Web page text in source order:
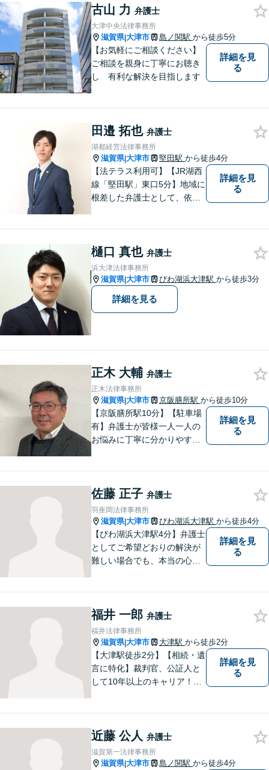
にまずは遠慮なくご相談くだ
さい。
古山 力 弁護士
大津中央法律事務所
滋賀県|大津市 島ノ関駅 から徒歩5分
【お気軽にご相談ください】
ご相談を親身に丁寧にお聴き
し 有利な解決を目指します
詳細を見
る
田邉 拓也 弁護士
湖都経営法律事務所
滋賀県|大津市 堅田駅 から徒歩4分
【法テラス利用可】【JR湖西
線「堅田駅」東口5分】地域に
根差した弁護士として、依頼
ます。弁護士に依頼するのは
敷居が高いとお考えの方も、
まずは一度ご相談ください。
詳細を見
る
樋口 真也 弁護士
浜大津法律事務所
滋賀県|大津市 びわ湖浜大津駅 から徒歩3分
詳細を見る
正木 大輔 弁護士
正木法律事務所
滋賀県|大津市 京阪膳所駅 から徒歩10分
【京阪膳所駅10分】【駐車場
有】弁護士が皆様一人一人の
お悩みに丁寧に分かりやすく
進できることがございます。
どうぞ当事務所にご相談くだ
さい。
詳細を見
る
佐藤 正子 弁護士
羽座岡法律事務所
滋賀県|大津市 びわ湖浜大津駅 から徒歩4分
【びわ湖浜大津駅4分】弁護士
としてご希望どおりの解決が
難しい場合でも、本当の心の
やすい雰囲気作りを心掛けて
おりますので、お気軽にご相
談ください。
詳細を見
る
福井 一郎 弁護士
福井法律事務所
滋賀県|大津市 大津駅 から徒歩2分
【大津駅徒歩2分】【相続・遺
言に特化】裁判官、公証人と
して10年以上のキャリア！親
抱えるお気持ちやご希望をぜ
ひお聞かせください！
詳細を見
る
近藤 公人 弁護士
滋賀第一法律事務所
滋賀県|大津市 島ノ関駅 から徒歩4分